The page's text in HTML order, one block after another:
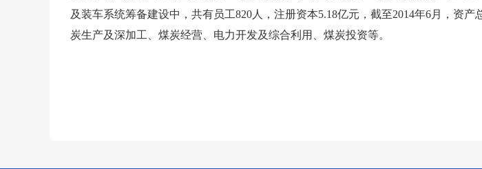
及装车系统筹备建设中，共有员工820人，注册资本5.18亿元，截至2014年6月，资产
炭生产及深加工、煤炭经营、电力开发及综合利用、煤炭投资等。